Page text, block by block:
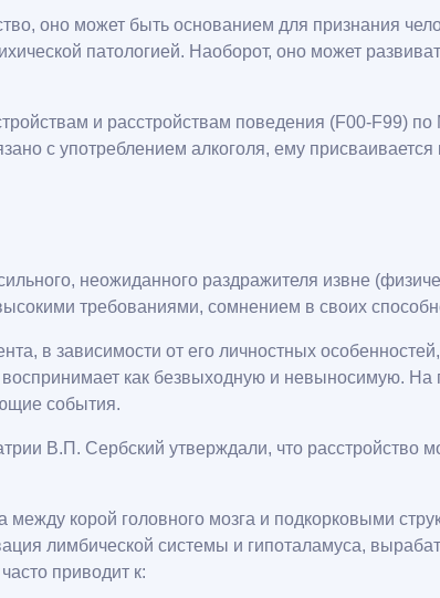
оно может быть основанием для признания
патологией. Наоборот, оно может
и расстройствам поведения (F00-F99)
с употреблением алкоголя, ему
неожиданного раздражителя извне
требованиями, сомнением в своих
в зависимости от его личностных
как безвыходную и невыносимую. На
события.
В.П. Сербский утверждали, что расстройство
между корой головного мозга и подкорковыми
лимбической системы и гипоталамуса,
приводит к: